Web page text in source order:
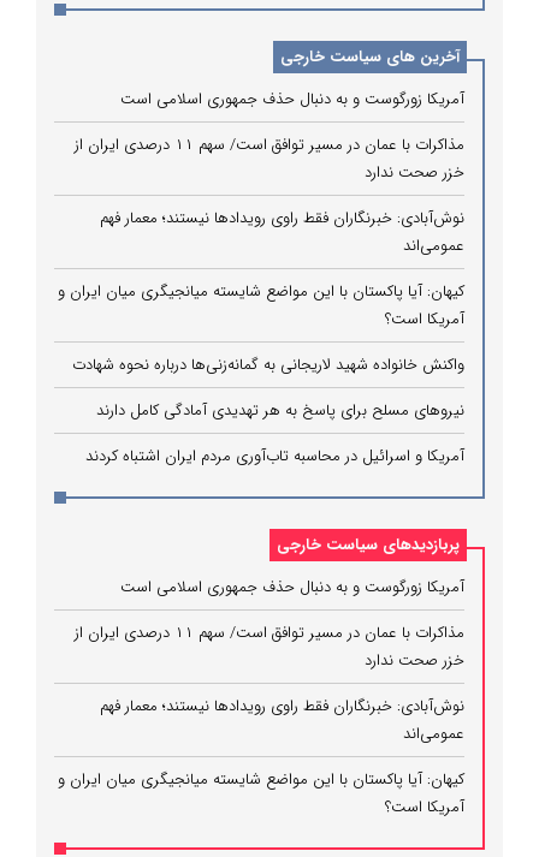
آخرین های سیاست خارجی
آمریکا زورگوست و به دنبال حذف جمهوری اسلامی است
مذاکرات با عمان در مسیر توافق است/ سهم ۱۱ درصدی ایران از
خزر صحت ندارد
نوش‌آبادی: خبرنگاران فقط راوی رویدادها نیستند؛ معمار فهم
عمومی‌اند
کیهان: آیا پاکستان با این مواضع شایسته میانجیگری میان ایران و
آمریکا است؟
واکنش خانواده شهید لاریجانی به گمانه‌زنی‌ها درباره نحوه شهادت
نیروهای مسلح برای پاسخ به هر تهدیدی آمادگی کامل دارند
آمریکا و اسرائیل در محاسبه تاب‌آوری مردم ایران اشتباه کردند
پربازدیدهای سیاست خارجی
آمریکا زورگوست و به دنبال حذف جمهوری اسلامی است
مذاکرات با عمان در مسیر توافق است/ سهم ۱۱ درصدی ایران از
خزر صحت ندارد
نوش‌آبادی: خبرنگاران فقط راوی رویدادها نیستند؛ معمار فهم
عمومی‌اند
کیهان: آیا پاکستان با این مواضع شایسته میانجیگری میان ایران و
آمریکا است؟